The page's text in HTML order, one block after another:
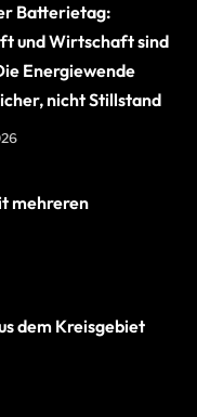
Batterietag:
und Wirtschaft sind
Energiewende
nicht Stillstand
mehreren
dem Kreisgebiet